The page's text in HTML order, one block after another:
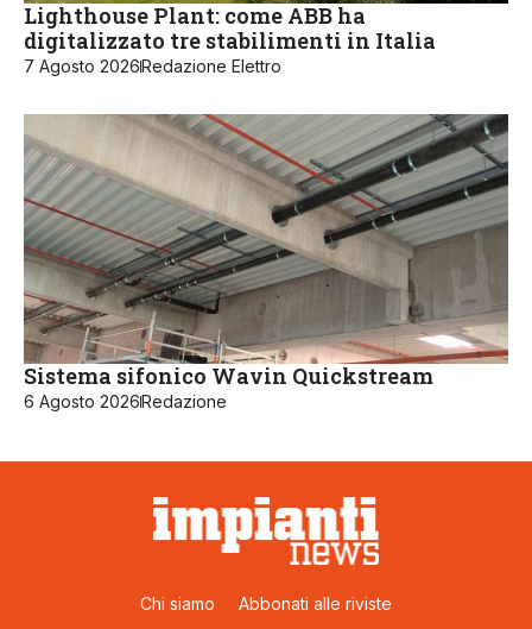
Lighthouse Plant: come ABB ha
digitalizzato tre stabilimenti in Italia
7 Agosto 2026Redazione Elettro
Sistema sifonico Wavin Quickstream
6 Agosto 2026Redazione
Chi siamo Abbonati alle riviste